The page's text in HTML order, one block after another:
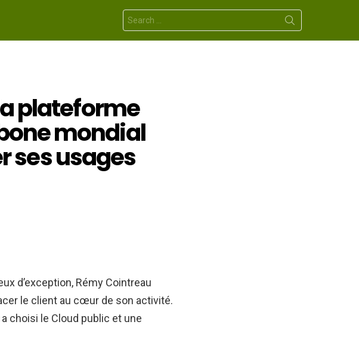
Search
for:
plateforme
mondial
ses usages
d’exception, Rémy Cointreau
le client au cœur de son activité.
choisi le Cloud public et une